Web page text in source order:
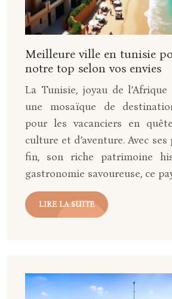
Meilleure ville en tunisie
notre top selon vos envies
La Tunisie, joyau de
une mosaïque de
pour les vacanciers en
culture et d’aventure. Avec ses
fin, son riche patrimoine
gastronomie savoureuse, ce
LIRE LA SUITE